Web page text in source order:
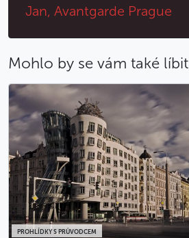
Jan, Avantgarde Prague
Mohlo by se vám také líbit
PROHLÍDKY S PRŮVODCEM